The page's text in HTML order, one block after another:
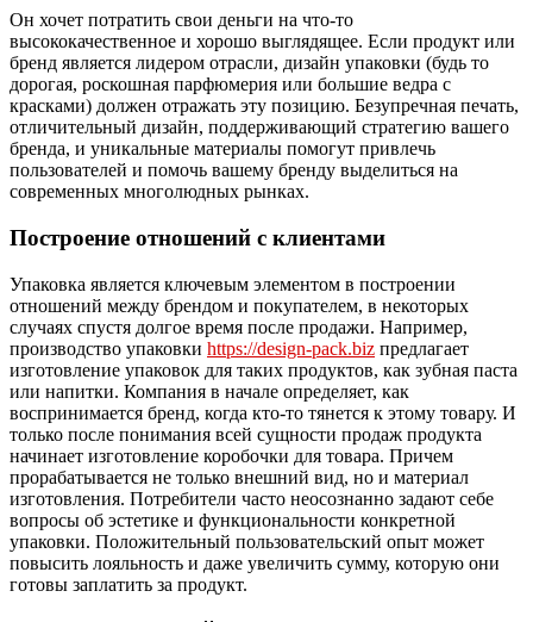
Он хочет потратить свои деньги на что-то
высококачественное и хорошо выглядящее. Если продукт или
бренд является лидером отрасли, дизайн упаковки (будь то
дорогая, роскошная парфюмерия или большие ведра с
красками) должен отражать эту позицию. Безупречная печать,
отличительный дизайн, поддерживающий стратегию вашего
бренда, и уникальные материалы помогут привлечь
пользователей и помочь вашему бренду выделиться на
современных многолюдных рынках.
Построение отношений с клиентами
Упаковка является ключевым элементом в построении
отношений между брендом и покупателем, в некоторых
случаях спустя долгое время после продажи. Например,
производство упаковки https://design-pack.biz предлагает
изготовление упаковок для таких продуктов, как зубная паста
или напитки. Компания в начале определяет, как
воспринимается бренд, когда кто-то тянется к этому товару. И
только после понимания всей сущности продаж продукта
начинает изготовление коробочки для товара. Причем
прорабатывается не только внешний вид, но и материал
изготовления. Потребители часто неосознанно задают себе
вопросы об эстетике и функциональности конкретной
упаковки. Положительный пользовательский опыт может
повысить лояльность и даже увеличить сумму, которую они
готовы заплатить за продукт.